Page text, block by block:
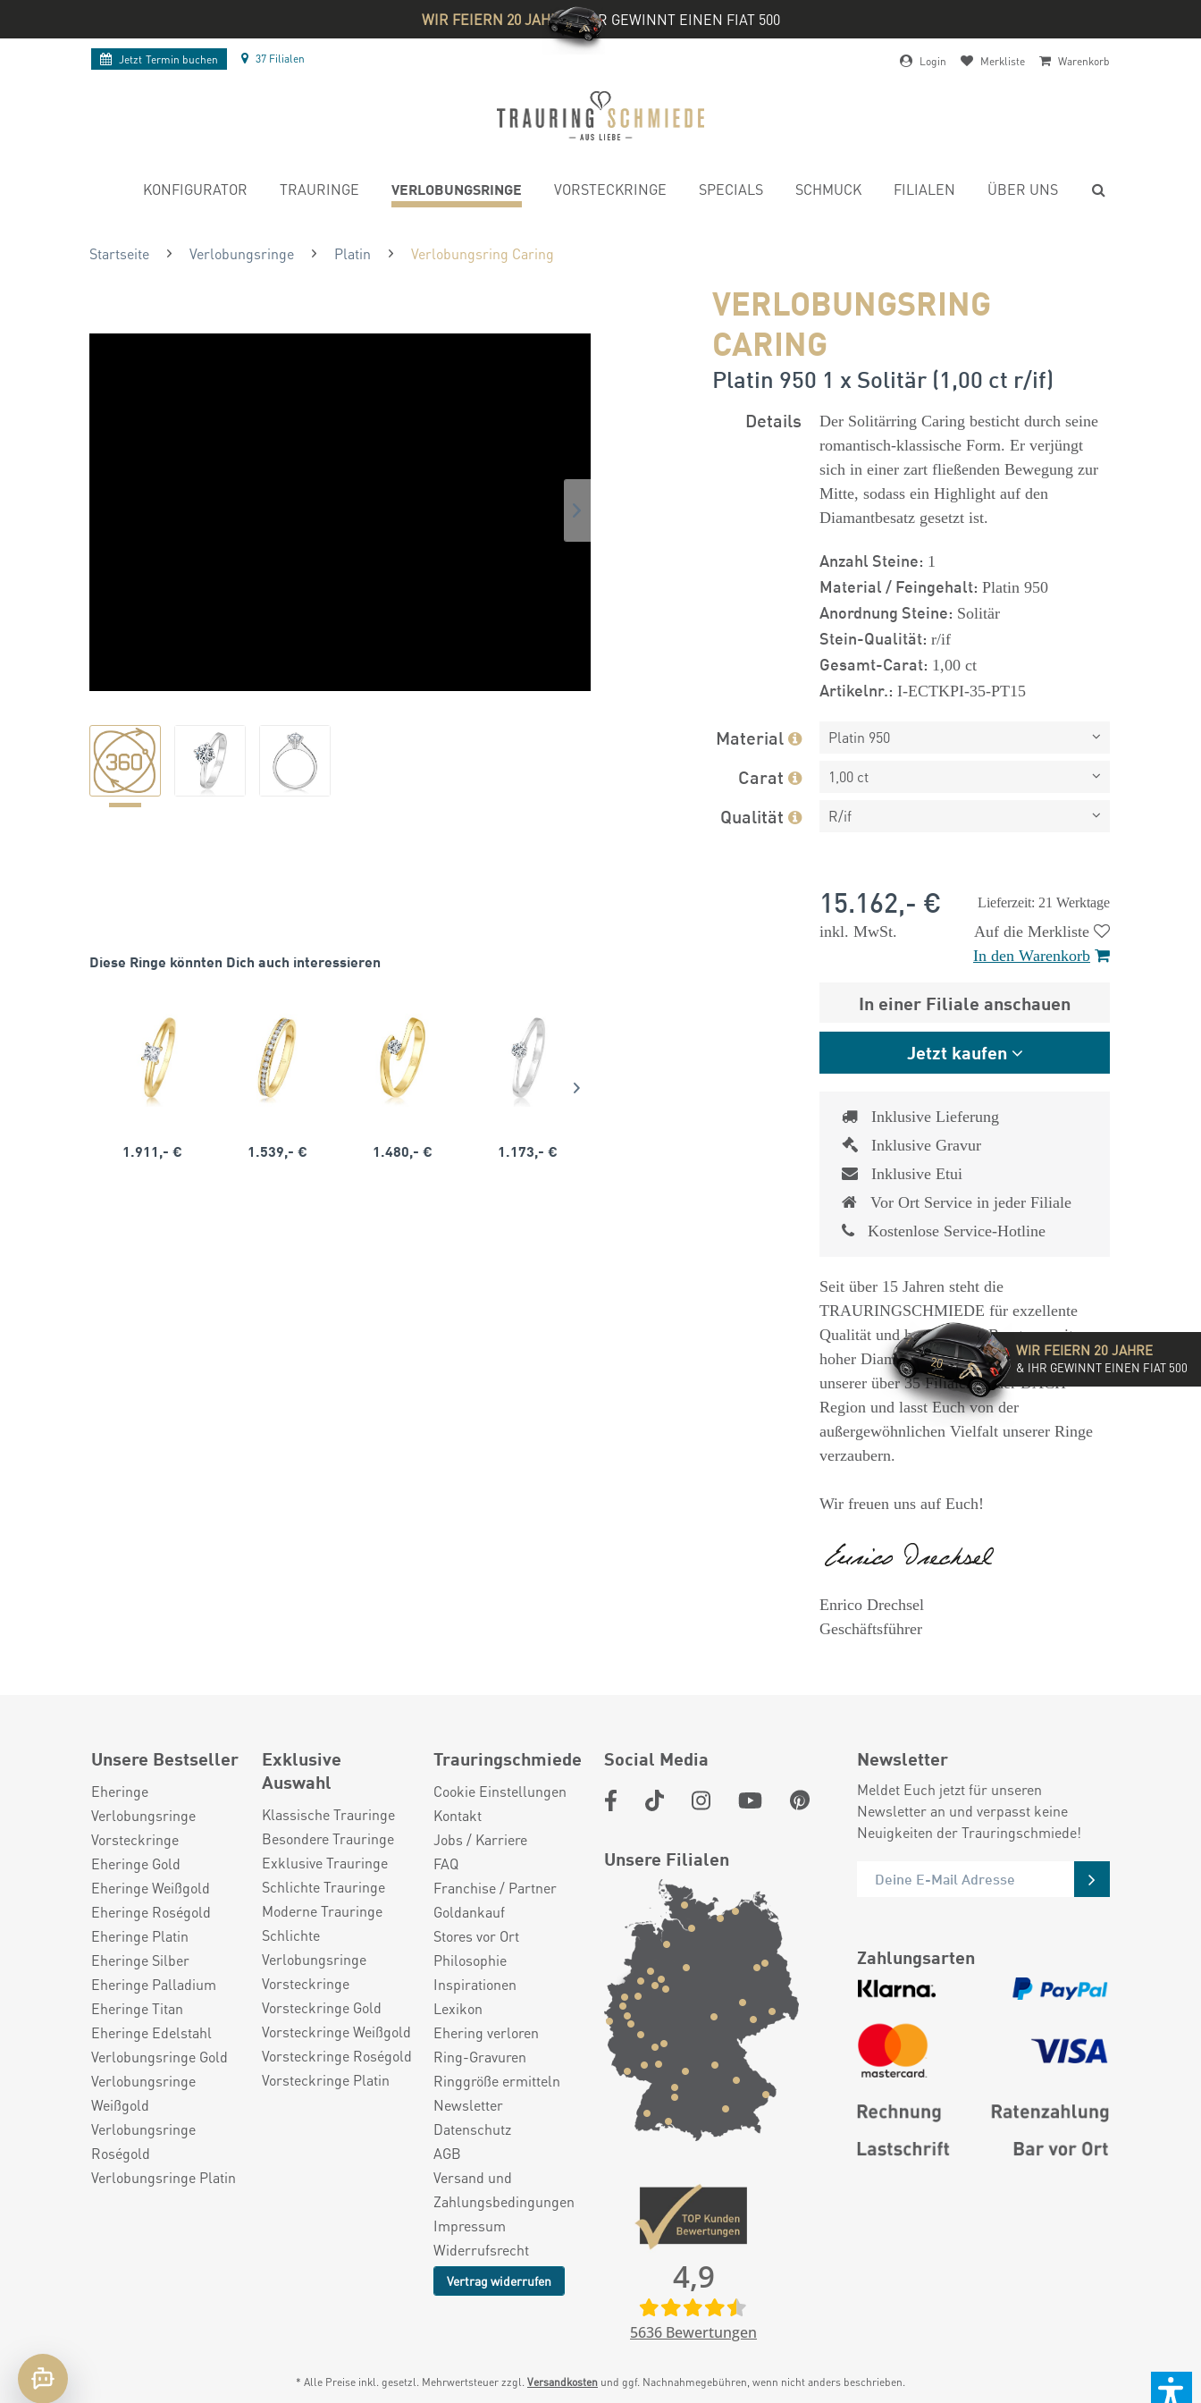
WIR FEIERN 20 JAHRE& IHR GEWINNT EINEN FIAT 500
Jetzt Termin buchen 37 Filialen Login Merkliste Warenkorb
KONFIGURATOR TRAURINGE VERLOBUNGSRINGE VORSTECKRINGE SPECIALS SCHMUCK FILIALEN ÜBER UNS
Startseite Verlobungsringe Platin Verlobungsring Caring
VERLOBUNGSRING
CARING
Platin 950 1 x Solitär (1,00 ct r/if)
Diese Ringe könnten Dich auch interessieren
1.911,- € 1.539,- € 1.480,- € 1.173,- € 1.825,- €
Details
Der Solitärring Caring besticht durch seine
romantisch-klassische Form. Er verjüngt
sich in einer zart fließenden Bewegung zur
Mitte, sodass ein Highlight auf den
Diamantbesatz gesetzt ist.
Anzahl Steine: 1
Material / Feingehalt: Platin 950
Anordnung Steine: Solitär
Stein-Qualität: r/if
Gesamt-Carat: 1,00 ct
Artikelnr.: I-ECTKPI-35-PT15
Material Platin 950
Carat 1,00 ct
Qualität R/if
Lieferzeit: 21 Werktage
15.162,- €
inkl. MwSt.
Auf die Merkliste
In den Warenkorb
In einer Filiale anschauen
Jetzt kaufen
Inklusive Lieferung
Inklusive Gravur
Inklusive Etui
Vor Ort Service in jeder Filiale
Kostenlose Service-Hotline
Seit über 15 Jahren steht die
TRAURINGSCHMIEDE für exzellente
Qualität und hochwertige Beratung mit
hoher Diamantkompetenz. Besucht eine
unserer über 35 Filialen in der DACH-
Region und lasst Euch von der
außergewöhnlichen Vielfalt unserer Ringe
verzaubern.
Wir freuen uns auf Euch!
Enrico Drechsel
Geschäftsführer
Unsere Bestseller
Eheringe
Verlobungsringe
Vorsteckringe
Eheringe Gold
Eheringe Weißgold
Eheringe Roségold
Eheringe Platin
Eheringe Silber
Eheringe Palladium
Eheringe Titan
Eheringe Edelstahl
Verlobungsringe Gold
Verlobungsringe
Weißgold
Verlobungsringe
Roségold
Verlobungsringe Platin
Exklusive
Auswahl
Klassische Trauringe
Besondere Trauringe
Exklusive Trauringe
Schlichte Trauringe
Moderne Trauringe
Schlichte
Verlobungsringe
Vorsteckringe
Vorsteckringe Gold
Vorsteckringe Weißgold
Vorsteckringe Roségold
Vorsteckringe Platin
Trauringschmiede
Cookie Einstellungen
Kontakt
Jobs / Karriere
FAQ
Franchise / Partner
Goldankauf
Stores vor Ort
Philosophie
Inspirationen
Lexikon
Ehering verloren
Ring-Gravuren
Ringgröße ermitteln
Newsletter
Datenschutz
AGB
Versand und
Zahlungsbedingungen
Impressum
Widerrufsrecht
Vertrag widerrufen
Social Media
Unsere Filialen
4,9
5636 Bewertungen
Newsletter
Meldet Euch jetzt für unseren
Newsletter an und verpasst keine
Neuigkeiten der Trauringschmiede!
Zahlungsarten
* Alle Preise inkl. gesetzl. Mehrwertsteuer zzgl. Versandkosten und ggf. Nachnahmegebühren, wenn nicht anders beschrieben.
WIR FEIERN 20 JAHRE
& IHR GEWINNT EINEN FIAT 500